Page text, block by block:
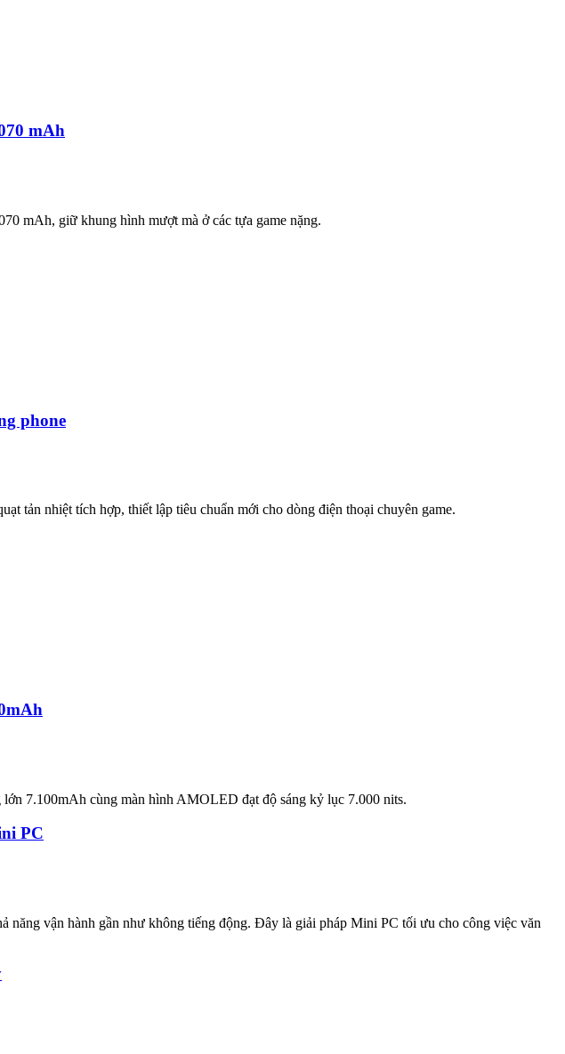
mAh
mAh, giữ khung hình mượt mà ở các tựa game nặng.
phone
tản nhiệt tích hợp, thiết lập tiêu chuẩn mới cho dòng điện thoại chuyên game.
7.100mAh cùng màn hình AMOLED đạt độ sáng kỷ lục 7.000 nits.
PC
vận hành gần như không tiếng động. Đây là giải pháp Mini PC tối ưu cho công việc văn